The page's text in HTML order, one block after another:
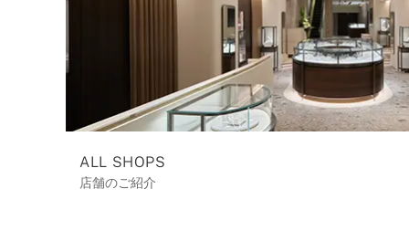
ALL SHOPS
店舗のご紹介